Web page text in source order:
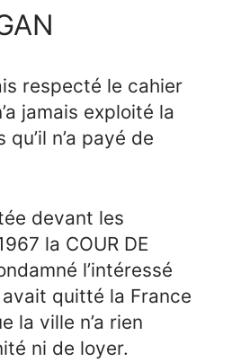
respecté le cahier
jamais exploité la
n’a payé de
devant les
la COUR DE
l’intéressé
quitté la France
la ville n’a rien
ni de loyer.